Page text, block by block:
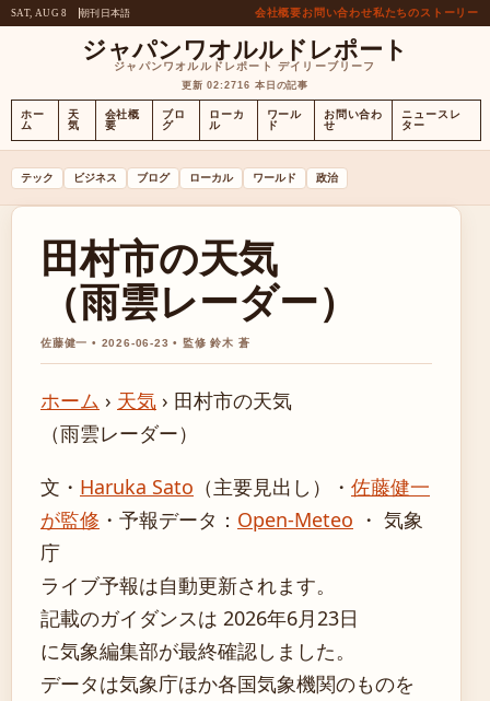
SAT, AUG 8 朝刊 日本語 会社概要お問い合わせ私たちのストーリー
ジャパンワオルルドレポート
ジャパンワオルルドレポート デイリーブリーフ
更新 02:2716 本日の記事
ホー
ム
天
気
会社概
要
ブロ
グ
ローカ
ル
ワール
ド
お問い合わ
せ
ニュースレ
ター
テック ビジネス ブログ ローカル ワールド 政治
田村市の天気
（雨雲レーダー）
佐藤健一 • 2026-06-23 • 監修 鈴木 蒼
ホーム › 天気 › 田村市の天気
（雨雲レーダー）
文・ Haruka Sato （主要見出し） ・ 佐藤健一
が監修 ・ 予報データ： Open-Meteo ・ 気象
庁
ライブ予報は自動更新されます。
記載のガイダンスは 2026年6月23日
に気象編集部が最終確認しました。
データは気象庁ほか各国気象機関のものを